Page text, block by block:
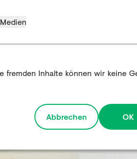
Medien
fremden Inhalte können wir keine
Abbrechen OK